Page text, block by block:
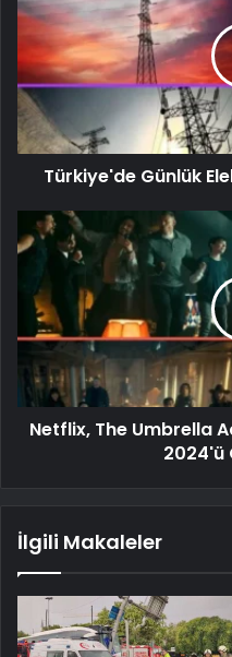
Türkiye'de Günlük
Netflix, The Umbrella
2024'ü
İlgili Makaleler